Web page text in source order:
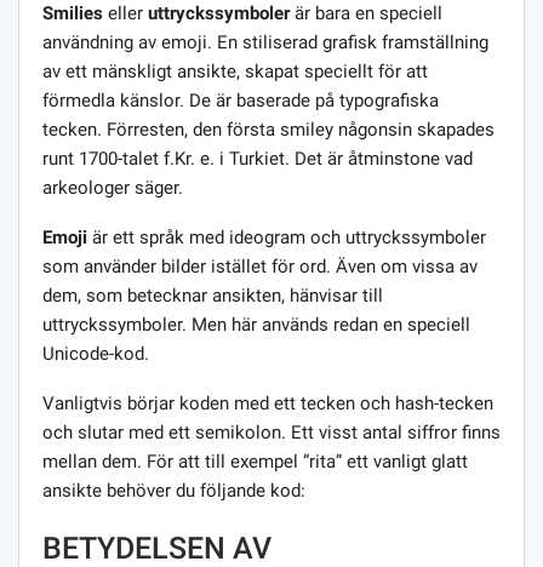
Smilies eller uttryckssymbolerär bara en speciell
användning av emoji. En stiliserad grafisk framställning
av ett mänskligt ansikte, skapat speciellt för att
förmedla känslor. De är baserade på typografiska
tecken. Förresten, den första smiley någonsin skapades
runt 1700-talet f.Kr. e. i Turkiet. Det är åtminstone vad
arkeologer säger.
Emoji är ett språk med ideogram och uttryckssymboler
som använder bilder istället för ord. Även om vissa av
dem, som betecknar ansikten, hänvisar till
uttryckssymboler. Men här används redan en speciell
Unicode-kod.
Vanligtvis börjar koden med ett tecken och hash-tecken
och slutar med ett semikolon. Ett visst antal siffror finns
mellan dem. För att till exempel ”rita” ett vanligt glatt
ansikte behöver du följande kod:
BETYDELSEN AV